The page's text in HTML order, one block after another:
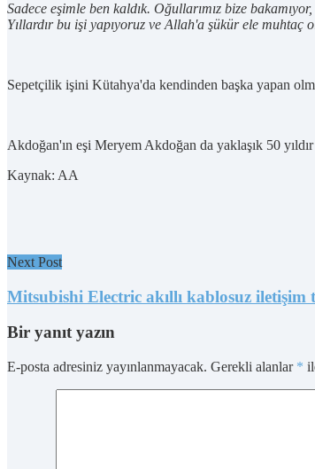
Sadece eşimle ben kaldık. Oğullarımız bize
Yıllardır bu işi yapıyoruz ve Allah'a şükür ele
Sepetçilik işini Kütahya'da kendinden başka yapan
Akdoğan'ın eşi Meryem Akdoğan da yaklaşık 50
Kaynak: AA
Next Post
Mitsubishi Electric akıllı kablosuz
Bir yanıt yazın
E-posta adresiniz yayınlanmayacak. Gerekli alanlar *